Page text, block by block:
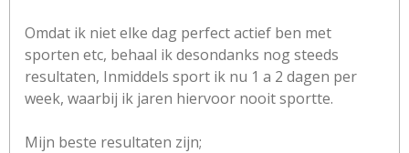
Omdat ik niet elke dag perfect actief ben met
sporten etc, behaal ik desondanks nog steeds
resultaten, Inmiddels sport ik nu 1 a 2 dagen per
week, waarbij ik jaren hiervoor nooit sportte.
Mijn beste resultaten zijn;